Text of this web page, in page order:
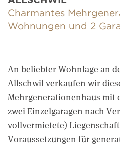
Charmantes
Wohnungen und 2
An beliebter Wohnlage an
Allschwil verkaufen wir
Mehrgenerationenhaus mit
zwei Einzelgaragen nach
vollvermietete)
Voraussetzungen für